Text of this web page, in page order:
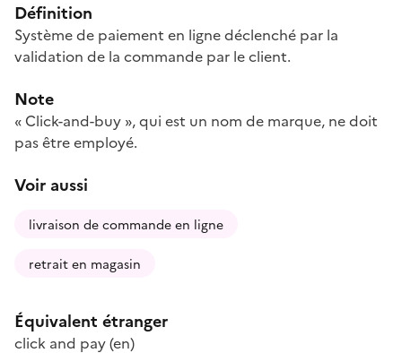
Définition
Système de paiement en ligne déclenché par la
validation de la commande par le client.
Note
« Click-and-buy », qui est un nom de marque, ne doit
pas être employé.
Voir aussi
livraison de commande en ligne
retrait en magasin
Équivalent étranger
click and pay(en)